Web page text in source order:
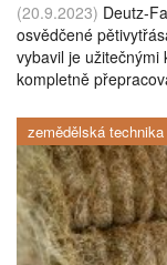
(20.9.2023) Deutz-
osvědčené
vybavil je
kompletně
zemědělská technika